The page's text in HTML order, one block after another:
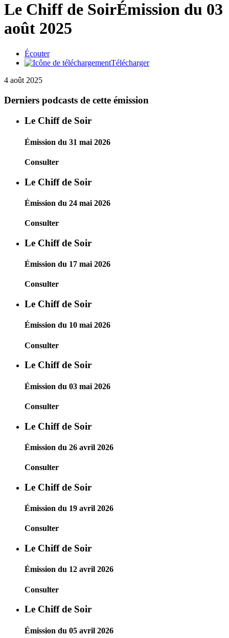
Le Chiff de SoirÉmission du 03
août 2025
Écouter
Télécharger
4 août 2025
Derniers podcasts de cette émission
Le Chiff de Soir
Émission du 31 mai 2026
Consulter
Le Chiff de Soir
Émission du 24 mai 2026
Consulter
Le Chiff de Soir
Émission du 17 mai 2026
Consulter
Le Chiff de Soir
Émission du 10 mai 2026
Consulter
Le Chiff de Soir
Émission du 03 mai 2026
Consulter
Le Chiff de Soir
Émission du 26 avril 2026
Consulter
Le Chiff de Soir
Émission du 19 avril 2026
Consulter
Le Chiff de Soir
Émission du 12 avril 2026
Consulter
Le Chiff de Soir
Émission du 05 avril 2026